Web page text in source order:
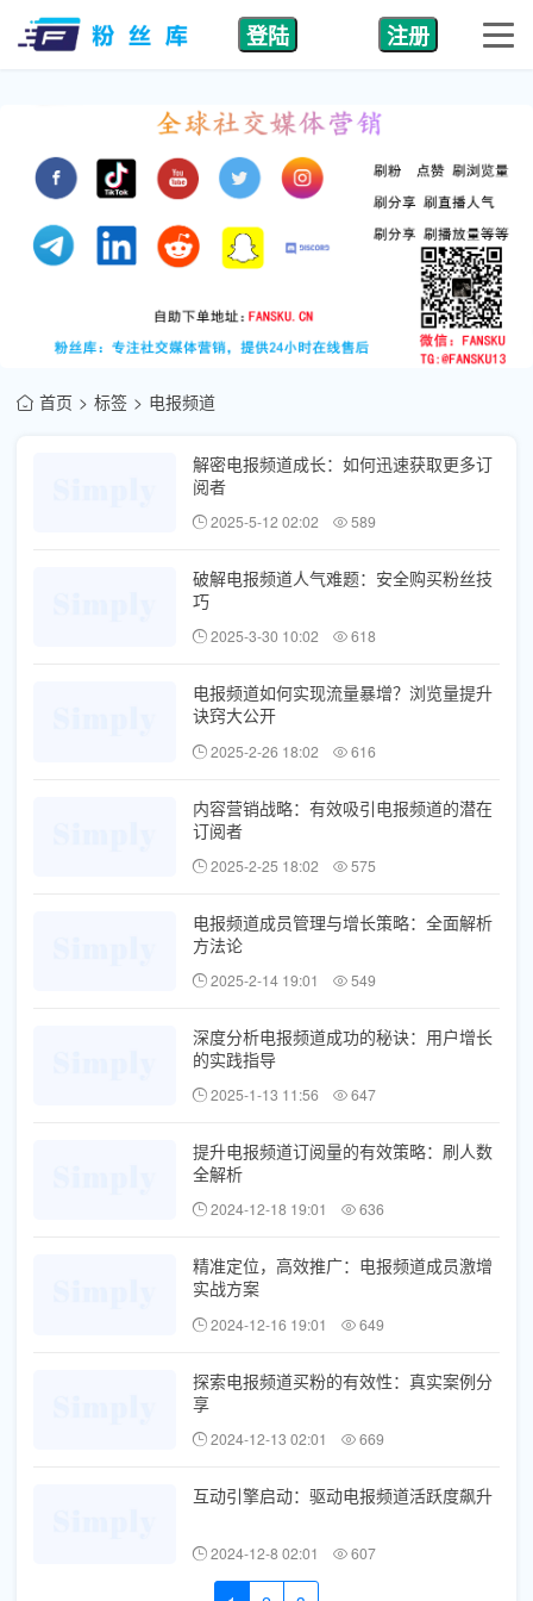
登陆 注册
首页 标签 电报频道
解密电报频道成长：如何迅速获取更多订
阅者
2025-5-12 02:02 589
破解电报频道人气难题：安全购买粉丝技
巧
2025-3-30 10:02 618
电报频道如何实现流量暴增？浏览量提升
诀窍大公开
2025-2-26 18:02 616
内容营销战略：有效吸引电报频道的潜在
订阅者
2025-2-25 18:02 575
电报频道成员管理与增长策略：全面解析
方法论
2025-2-14 19:01 549
深度分析电报频道成功的秘诀：用户增长
的实践指导
2025-1-13 11:56 647
提升电报频道订阅量的有效策略：刷人数
全解析
2024-12-18 19:01 636
精准定位，高效推广：电报频道成员激增
实战方案
2024-12-16 19:01 649
探索电报频道买粉的有效性：真实案例分
享
2024-12-13 02:01 669
互动引擎启动：驱动电报频道活跃度飙升
2024-12-8 02:01 607